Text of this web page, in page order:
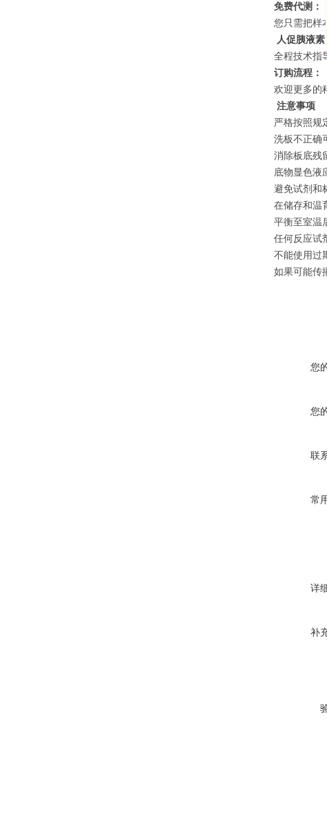
免费代测：
您只需把样
人促胰液
全程技术指
订购流程：
欢迎更多的
注意事项
严格按照规
洗板不正确
消除板底残
底物显色液
避免试剂和
在储存和温
平衡至室温
任何反应试
不能使用过
如果可能传
您
您
联
常
详
补